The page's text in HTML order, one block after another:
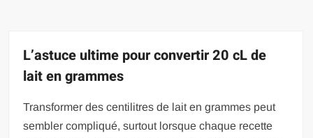
L’astuce ultime pour convertir 20 cL de
lait en grammes
Transformer des centilitres de lait en grammes peut
sembler compliqué, surtout lorsque chaque recette